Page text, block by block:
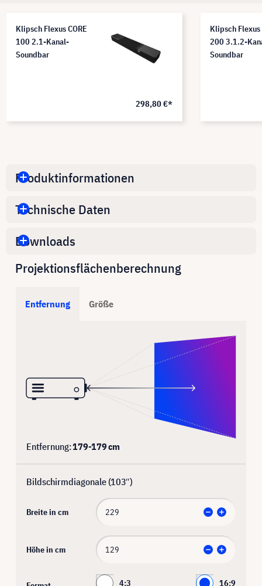
Klipsch Flexus CORE
100 2.1-Kanal-
Soundbar
298,80 €*
Klipsch Flexus
200 3.1.2-
Soundbar
Produktinformationen
Technische Daten
Downloads
Projektionsflächenberechnung
Entfernung Größe
Entfernung:179-179cm
Bildschirmdiagonale (103″)
Breite in cm
Höhe in cm
4:3 16:9